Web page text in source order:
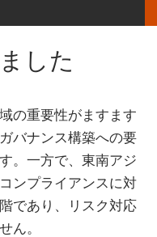
した
の重要性がますます
バナンス構築への要
。一方で、東南アジ
ンプライアンスに対
であり、リスク対応
ん。